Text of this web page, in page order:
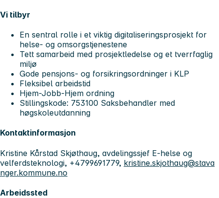
Vi tilbyr
En sentral rolle i et viktig digitaliseringsprosjekt for
helse- og omsorgstjenestene
Tett samarbeid med prosjektledelse og et tverrfaglig
miljø
Gode pensjons- og forsikringsordninger i KLP
Fleksibel arbeidstid
Hjem-Jobb-Hjem ordning
Stillingskode: 753100 Saksbehandler med
høgskoleutdanning
Kontaktinformasjon
Kristine Kårstad Skjøthaug, avdelingssjef E-helse og
velferdsteknologi, +4799691779, kristine.skjothaug@stava
nger.kommune.no
Arbeidssted